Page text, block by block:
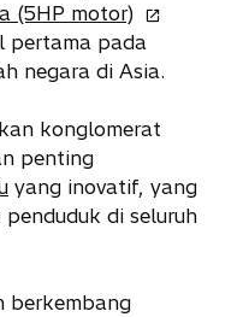
(5HP motor)
p
e
s
n
a
pertama pada
negara di Asia.
konglomerat
penting
yang inovatif, yang
di seluruh
berkembang